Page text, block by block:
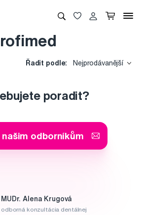
Řadit podle: Nejprodávanější
poradit?
našim odborníkům
MUDr. Alena Krugová
odborná konzultácia dentálnej